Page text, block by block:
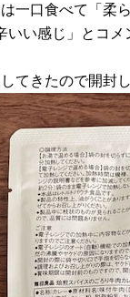
一口食べて「柔
いい感じ」とコ
てきたので開封